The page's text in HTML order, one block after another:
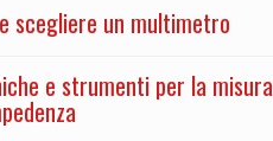
scegliere un multimetro
e strumenti per la misura